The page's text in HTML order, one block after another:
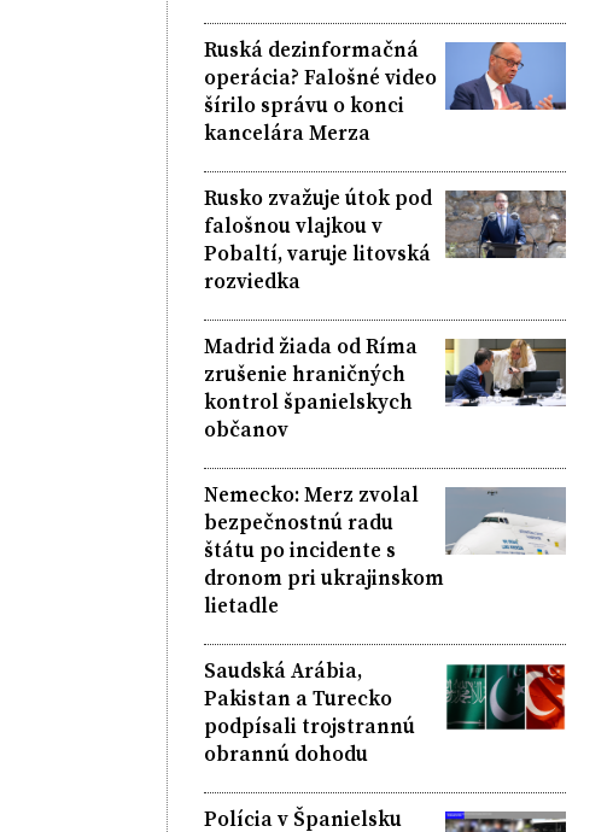
Ruská dezinformačná
operácia? Falošné video
šírilo správu o konci
kancelára Merza
Rusko zvažuje útok pod
falošnou vlajkou v
Pobaltí, varuje litovská
rozviedka
Madrid žiada od Ríma
zrušenie hraničných
kontrol španielskych
občanov
Nemecko: Merz zvolal
bezpečnostnú radu
štátu po incidente s
dronom pri ukrajinskom
lietadle
Saudská Arábia,
Pakistan a Turecko
podpísali trojstrannú
obrannú dohodu
Polícia v Španielsku